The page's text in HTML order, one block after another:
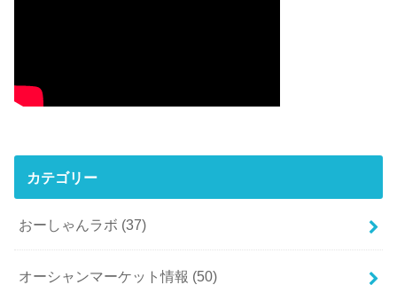
カテゴリー
おーしゃんラボ (37)
オーシャンマーケット情報 (50)